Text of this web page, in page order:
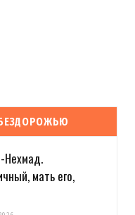
Нехмад.
мать его,